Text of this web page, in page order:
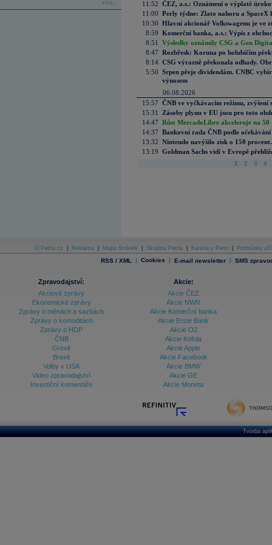
více...
11:52 ČEZ, a.s.: Oznámení o výplatě
11:00 Perly týdne: Zlato nahoru a SpaceX
10:30 Hlavní akcionář Volkswagenu je ve
8:59 Komerční banka, a.s.: Výpis z
8:51
Výsledky oznámily CSG a Gen
8:47 Rozbřesk: Koruna po holubičím
8:14 CSG výrazně překonala odhady.
5:50 Srpen přeje dividendám. CNBC
výnosem
06.08.2026
15:57 ČNB ve vyčkávacím režimu, zvýšení
15:31
Zásoby plynu v EU jsou pro toto
14:47 Růst MercadoLibre akceleruje na
14:37 Bankovní rada ČNB podle
13:32 Nintendo navýšilo zisk o 150
13:19 Goldman Sachs vidí v Evropě
1 2 3 4
O Patria.cz Reklama Mapa Stránek Skupina Patria Kariéra v Patrii Podmínky
RSS / XML | Cookies | E-mail newsletter | SMS
Zpravodajství:
Akciové zprávy
Ekonomické zprávy
Zprávy o měnách a sazbách
Zprávy o komoditách
Zprávy o HDP
ČNB
Grexit
Brexit
Volby v USA
Video zpravodajství
Investiční komentáře
Akcie:
Akcie ČEZ
Akcie NWR
Akcie Komerční banka
Akcie Erste Bank
Akcie O2
Akcie Kofola
Akcie Apple
Akcie Facebook
Akcie BMW
Akcie GE
Akcie Moneta
Tvorba